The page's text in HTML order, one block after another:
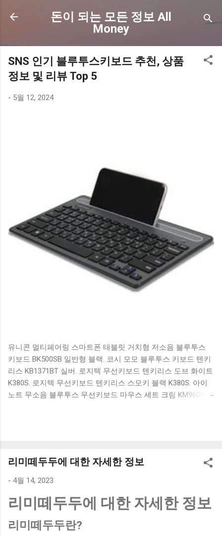
기본 콘텐츠로 건너뛰기
돈이 되는 모든 정보 All
Money
SNS 인기 블루투스키보드 추천, 상품
정보 및 리뷰 Top 5
- 5월 12, 2024
유니콘 멀티페어링 스마트폰 태블릿 거치형 저소음 블루투스
키보드 BK500SB 일반형 블랙. 코시 모모 블루투스 키보드 텐키
리스 KB1371BT 실버. 로지텍 무선키보드 텐키리스 도브 화이트
K380S. 로지텍 무선키보드 텐키리스 스모키 블랙 K380S. 아이
노트 무소음 블루투스 무선키보드 마우스 세트 크림 KM960RB
혜택을 놓치지 마세요. 다양한 할인 혜택과 빠른배송 혜택을 놓
치지 않도록 먼저 확인해보세요. 추가할인 확인하기 상품 하나
시죠? 특히 블루투스키보드 같은 상품을 고를 때는 더 고민이
많을 수 밖에 없습니다. 다양한 상품들을 상세스펙 과 가격 을
꼼꼼히 비교해서 구매하실 수 있도록 순위 추천 해드릴게요. 특
리미떼두두에 대한 자세한 정보
- 4월 14, 2023
리미떼두두에 대한 자세한 정보
리미떼두두란?